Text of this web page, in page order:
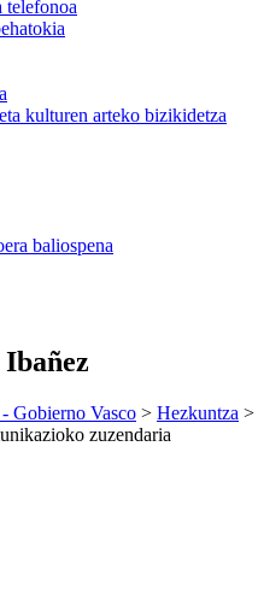
telefonoa
kulturen arteko bizikidetza
baliospena
Ibañez
Gobierno Vasco > Hezkuntza >
zuzendaria